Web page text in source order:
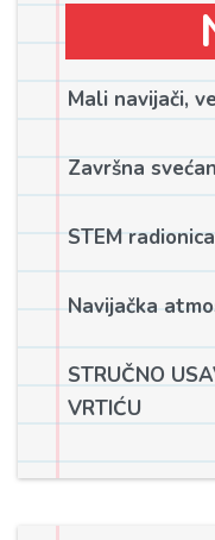
Mali navijači,
Završna
STEM radionica
Navijačka
STRUČNO
VRTIĆU